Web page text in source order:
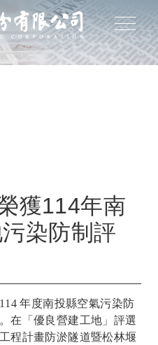
獲114年南
染防制評
年度南投縣空氣污染防
在「優良營建工地」評選
程計畫防淤隧道暨松林堰